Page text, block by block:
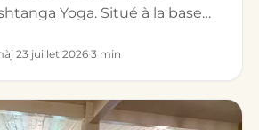
Yoga. Situé à la base…
23 juillet 2026·3 min